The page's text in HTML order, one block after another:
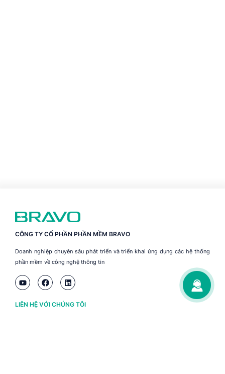
CÔNG TY CỔ PHẦN PHẦN MỀM BRAVO
Doanh nghiệp chuyên sâu phát triển và triển khai ứng dụng các hệ thống
phần mềm về công nghệ thông tin
LIÊN HỆ VỚI CHÚNG TÔI